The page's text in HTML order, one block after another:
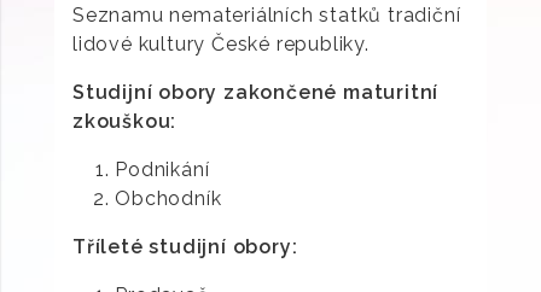
Seznamu nemateriálních statků tradiční
lidové kultury České republiky.
Studijní obory zakončené maturitní
zkouškou:
Podnikání
Obchodník
Tříleté studijní obory: